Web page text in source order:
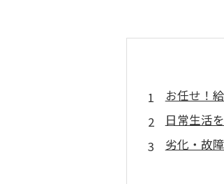
お任せ！
日常生活
劣化・故
給湯器交